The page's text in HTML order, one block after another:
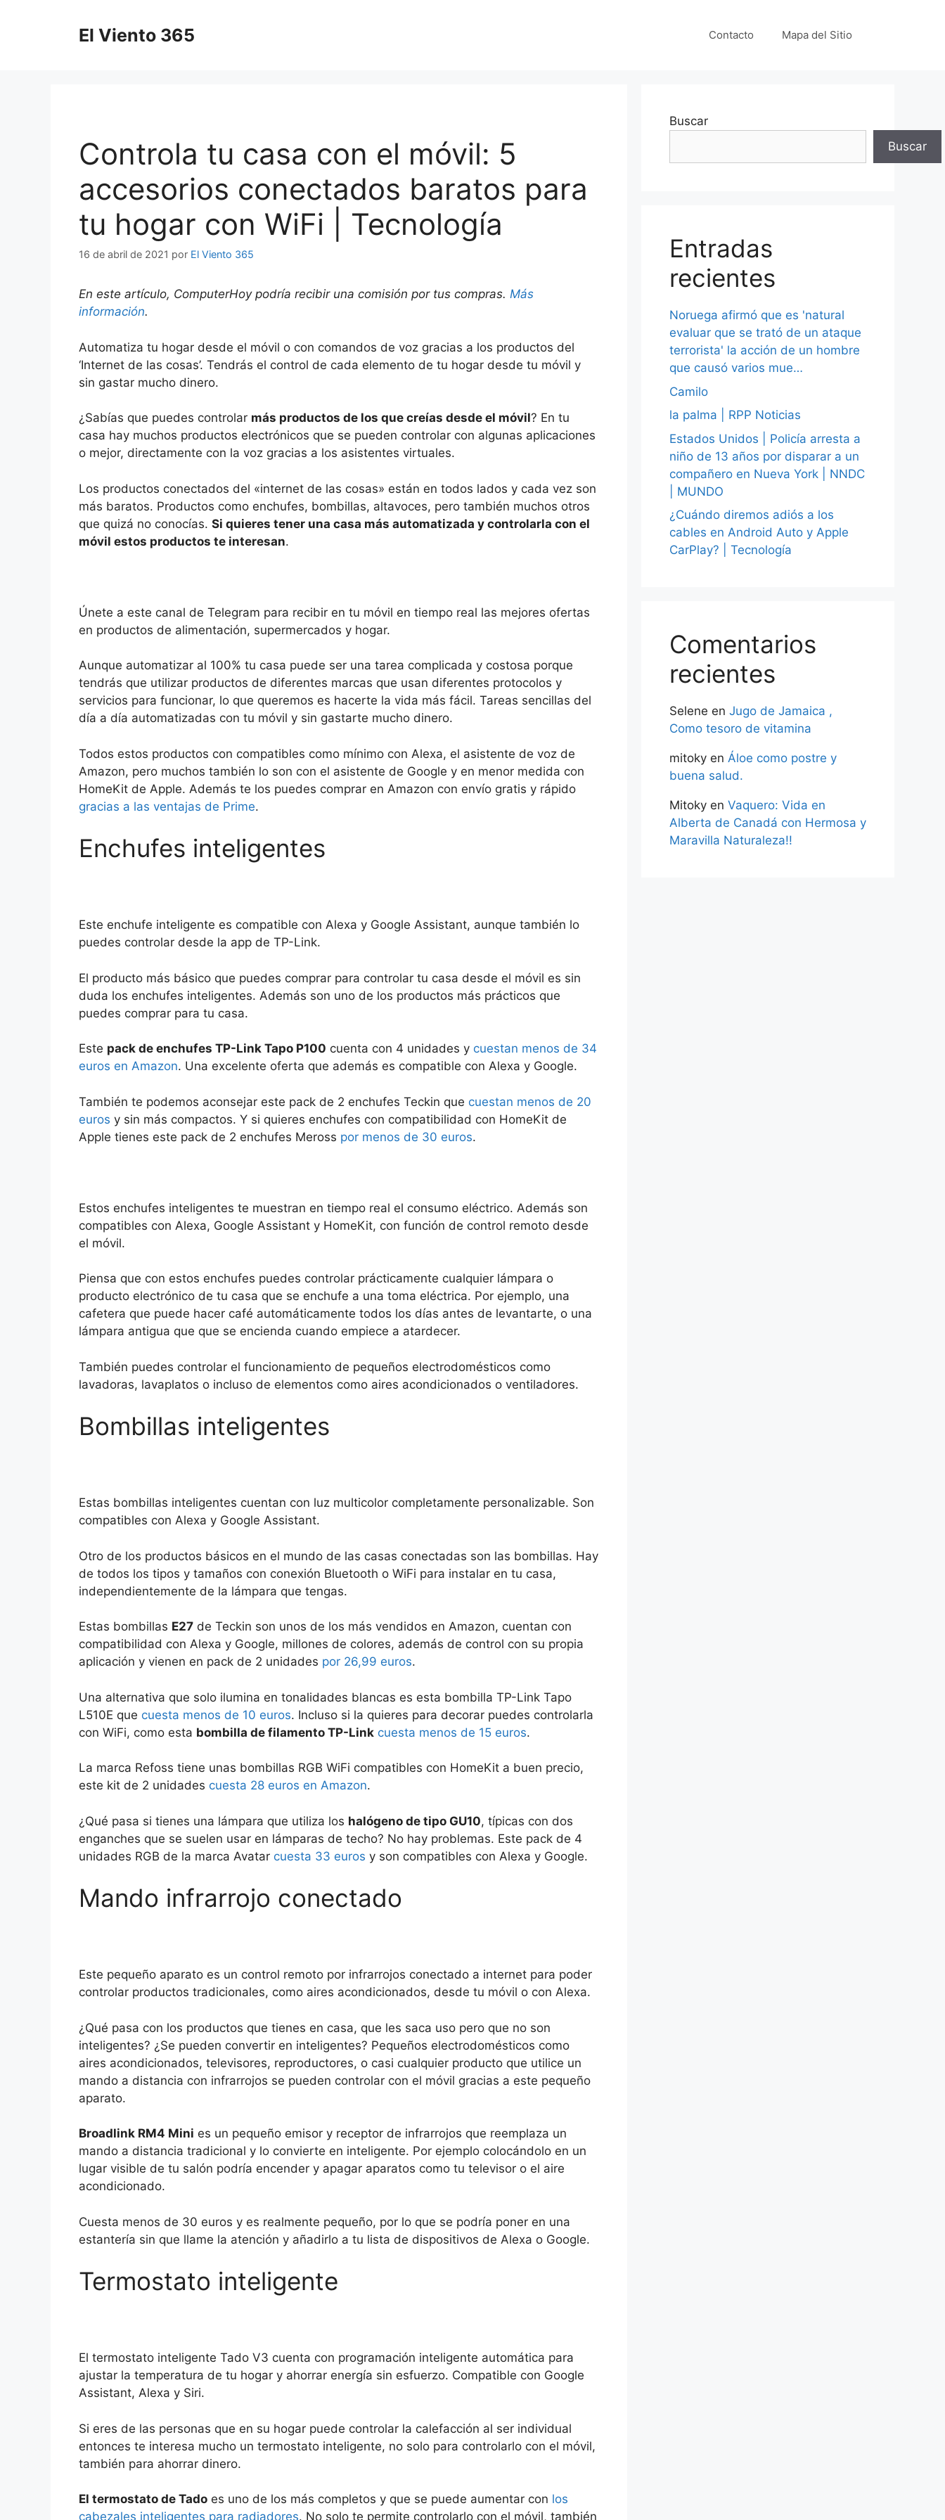
El Viento 365 Contacto Mapa del Sitio
Controla tu casa con el móvil: 5
accesorios conectados baratos para
tu hogar con WiFi | Tecnología
16 de abril de 2021 por El Viento 365
En este artículo, ComputerHoy podría recibir una comisión por tus compras. Más
información.
Automatiza tu hogar desde el móvil o con comandos de voz gracias a los productos del
‘Internet de las cosas’. Tendrás el control de cada elemento de tu hogar desde tu móvil y
sin gastar mucho dinero.
¿Sabías que puedes controlar más productos de los que creías desde el móvil? En tu
casa hay muchos productos electrónicos que se pueden controlar con algunas aplicaciones
o mejor, directamente con la voz gracias a los asistentes virtuales.
Los productos conectados del «internet de las cosas» están en todos lados y cada vez son
más baratos. Productos como enchufes, bombillas, altavoces, pero también muchos otros
que quizá no conocías. Si quieres tener una casa más automatizada y controlarla con el
móvil estos productos te interesan.
Únete a este canal de Telegram para recibir en tu móvil en tiempo real las mejores ofertas
en productos de alimentación, supermercados y hogar.
Aunque automatizar al 100% tu casa puede ser una tarea complicada y costosa porque
tendrás que utilizar productos de diferentes marcas que usan diferentes protocolos y
servicios para funcionar, lo que queremos es hacerte la vida más fácil. Tareas sencillas del
día a día automatizadas con tu móvil y sin gastarte mucho dinero.
Todos estos productos con compatibles como mínimo con Alexa, el asistente de voz de
Amazon, pero muchos también lo son con el asistente de Google y en menor medida con
HomeKit de Apple. Además te los puedes comprar en Amazon con envío gratis y rápido
gracias a las ventajas de Prime.
Enchufes inteligentes
Este enchufe inteligente es compatible con Alexa y Google Assistant, aunque también lo
puedes controlar desde la app de TP-Link.
El producto más básico que puedes comprar para controlar tu casa desde el móvil es sin
duda los enchufes inteligentes. Además son uno de los productos más prácticos que
puedes comprar para tu casa.
Este pack de enchufes TP-Link Tapo P100 cuenta con 4 unidades y cuestan menos de 34
euros en Amazon. Una excelente oferta que además es compatible con Alexa y Google.
También te podemos aconsejar este pack de 2 enchufes Teckin que cuestan menos de 20
euros y sin más compactos. Y si quieres enchufes con compatibilidad con HomeKit de
Apple tienes este pack de 2 enchufes Meross por menos de 30 euros.
Estos enchufes inteligentes te muestran en tiempo real el consumo eléctrico. Además son
compatibles con Alexa, Google Assistant y HomeKit, con función de control remoto desde
el móvil.
Piensa que con estos enchufes puedes controlar prácticamente cualquier lámpara o
producto electrónico de tu casa que se enchufe a una toma eléctrica. Por ejemplo, una
cafetera que puede hacer café automáticamente todos los días antes de levantarte, o una
lámpara antigua que que se encienda cuando empiece a atardecer.
También puedes controlar el funcionamiento de pequeños electrodomésticos como
lavadoras, lavaplatos o incluso de elementos como aires acondicionados o ventiladores.
Bombillas inteligentes
Estas bombillas inteligentes cuentan con luz multicolor completamente personalizable. Son
compatibles con Alexa y Google Assistant.
Otro de los productos básicos en el mundo de las casas conectadas son las bombillas. Hay
de todos los tipos y tamaños con conexión Bluetooth o WiFi para instalar en tu casa,
independientemente de la lámpara que tengas.
Estas bombillas E27 de Teckin son unos de los más vendidos en Amazon, cuentan con
compatibilidad con Alexa y Google, millones de colores, además de control con su propia
aplicación y vienen en pack de 2 unidades por 26,99 euros.
Una alternativa que solo ilumina en tonalidades blancas es esta bombilla TP-Link Tapo
L510E que cuesta menos de 10 euros. Incluso si la quieres para decorar puedes controlarla
con WiFi, como esta bombilla de filamento TP-Link cuesta menos de 15 euros.
La marca Refoss tiene unas bombillas RGB WiFi compatibles con HomeKit a buen precio,
este kit de 2 unidades cuesta 28 euros en Amazon.
¿Qué pasa si tienes una lámpara que utiliza los halógeno de tipo GU10, típicas con dos
enganches que se suelen usar en lámparas de techo? No hay problemas. Este pack de 4
unidades RGB de la marca Avatar cuesta 33 euros y son compatibles con Alexa y Google.
Mando infrarrojo conectado
Este pequeño aparato es un control remoto por infrarrojos conectado a internet para poder
controlar productos tradicionales, como aires acondicionados, desde tu móvil o con Alexa.
¿Qué pasa con los productos que tienes en casa, que les saca uso pero que no son
inteligentes? ¿Se pueden convertir en inteligentes? Pequeños electrodomésticos como
aires acondicionados, televisores, reproductores, o casi cualquier producto que utilice un
mando a distancia con infrarrojos se pueden controlar con el móvil gracias a este pequeño
aparato.
Broadlink RM4 Mini es un pequeño emisor y receptor de infrarrojos que reemplaza un
mando a distancia tradicional y lo convierte en inteligente. Por ejemplo colocándolo en un
lugar visible de tu salón podría encender y apagar aparatos como tu televisor o el aire
acondicionado.
Cuesta menos de 30 euros y es realmente pequeño, por lo que se podría poner en una
estantería sin que llame la atención y añadirlo a tu lista de dispositivos de Alexa o Google.
Termostato inteligente
El termostato inteligente Tado V3 cuenta con programación inteligente automática para
ajustar la temperatura de tu hogar y ahorrar energía sin esfuerzo. Compatible con Google
Assistant, Alexa y Siri.
Si eres de las personas que en su hogar puede controlar la calefacción al ser individual
entonces te interesa mucho un termostato inteligente, no solo para controlarlo con el móvil,
también para ahorrar dinero.
El termostato de Tado es uno de los más completos y que se puede aumentar con los
cabezales inteligentes para radiadores. No solo te permite controlarlo con el móvil, también
Buscar
Buscar
Entradas
recientes
Noruega afirmó que es 'natural
evaluar que se trató de un ataque
terrorista' la acción de un hombre
que causó varios mue…
Camilo
la palma | RPP Noticias
Estados Unidos | Policía arresta a
niño de 13 años por disparar a un
compañero en Nueva York | NNDC
| MUNDO
¿Cuándo diremos adiós a los
cables en Android Auto y Apple
CarPlay? | Tecnología
Comentarios
recientes
Selene en Jugo de Jamaica ,
Como tesoro de vitamina
mitoky en Áloe como postre y
buena salud.
Mitoky en Vaquero: Vida en
Alberta de Canadá con Hermosa y
Maravilla Naturaleza!!